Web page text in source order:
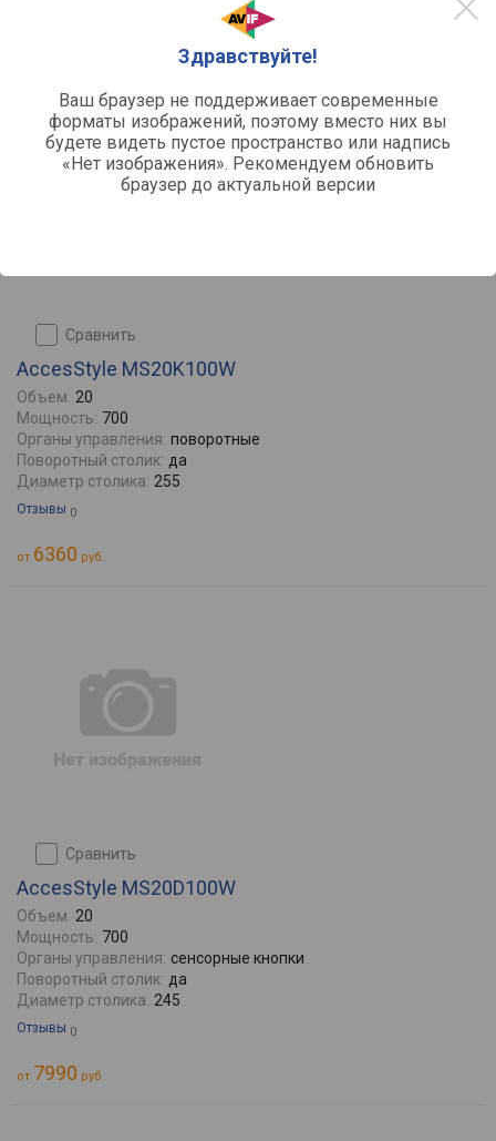
Здравствуйте!
Ваш браузер не поддерживает современные
форматы изображений, поэтому вместо них вы
будете видеть пустое пространство или надпись
«Нет изображения». Рекомендуем обновить
браузер до актуальной версии
сравнить
AccesStyle MS20K100W
Объем: 20
Мощность: 700
Органы управления: поворотные
Поворотный столик: да
Диаметр столика: 255
Отзывы 0
от 6360 руб.
сравнить
AccesStyle MS20D100W
Объем: 20
Мощность: 700
Органы управления: сенсорные кнопки
Поворотный столик: да
Диаметр столика: 245
Отзывы 0
от 7990 руб.